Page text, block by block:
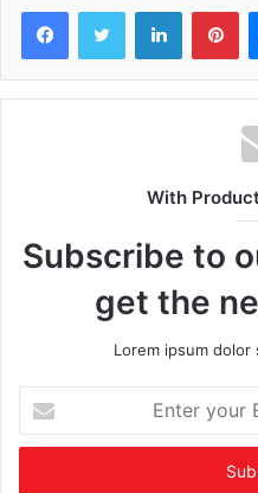
FacebookTwitter LinkedIn
With
Subscribe to
get the
Lorem ipsum
your
Email